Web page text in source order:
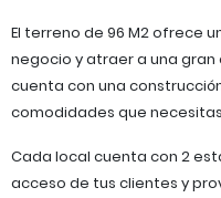
El terreno de 96 M2 ofrece
negocio y atraer a una
cuenta con una
comodidades que
Cada local cuenta con 2
acceso de tus clientes y